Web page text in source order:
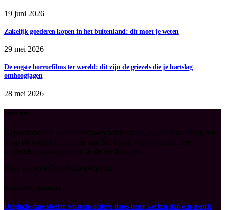
19 juni 2026
Zakelijk goederen kopen in het buitenland: dit moet je weten
29 mei 2026
De engste horrorfilms ter wereld: dit zijn de griezels die je hartslag
omhoogjagen
28 mei 2026
Originele date ideeën: waarom actieve dates beter werken dan een etentje